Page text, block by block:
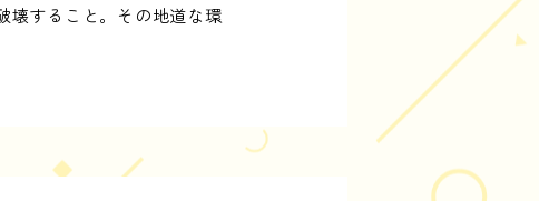
壊すること。その地道な環